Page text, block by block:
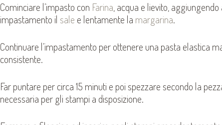
Cominciare l’impasto con Farina , acqua e lievito,
impastamento il sale e lentamente la margarina.
Continuare l’impastamento per ottenere una pasta elastica
consistente.
Far puntare per circa 15 minuti e poi spezzare secondo la
necessaria per gli stampi a disposizione.